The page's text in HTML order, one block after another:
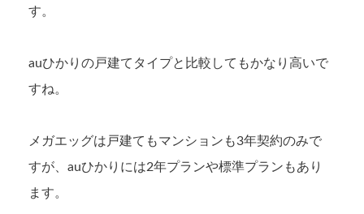
す。
auひかりの戸建てタイプと比較してもかなり高いで
すね。
メガエッグは戸建てもマンションも3年契約のみで
すが、auひかりには2年プランや標準プランもあり
ます。